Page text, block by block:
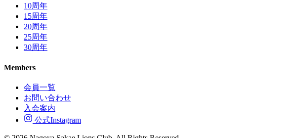
10周年
15周年
20周年
25周年
30周年
Members
会員一覧
お問い合わせ
入会案内
公式Instagram